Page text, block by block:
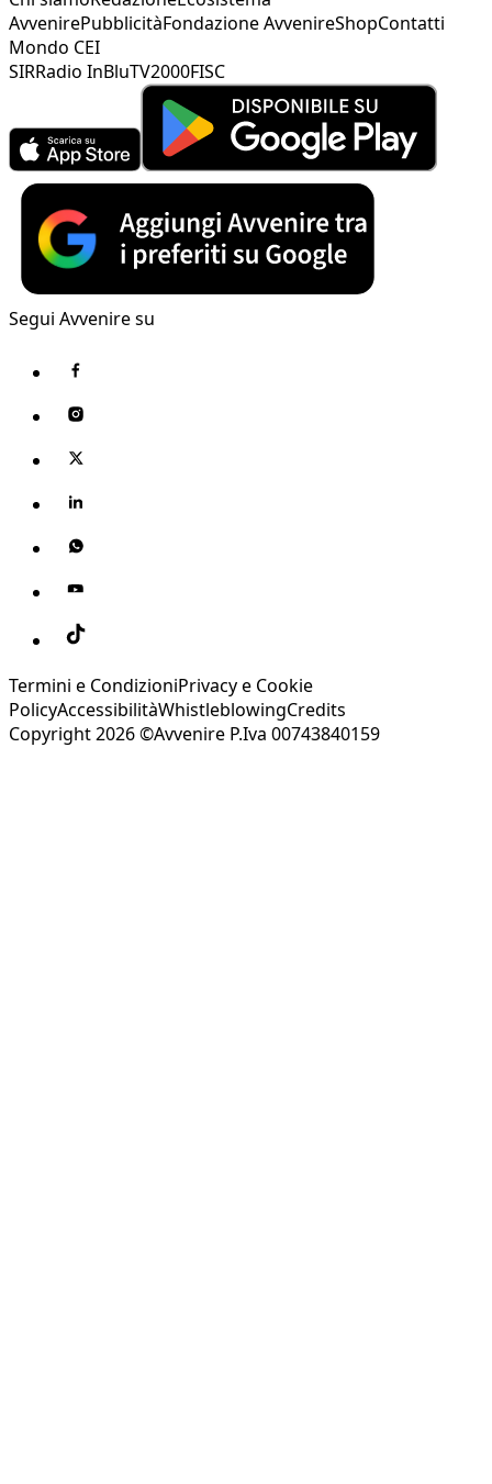
AvvenirePubblicitàFondazione AvvenireShopContatti
Mondo CEI
SIRRadio InBluTV2000FISC
Segui Avvenire su
Termini e CondizioniPrivacy e Cookie
PolicyAccessibilitàWhistleblowingCredits
Copyright 2026 ©Avvenire P.Iva 00743840159